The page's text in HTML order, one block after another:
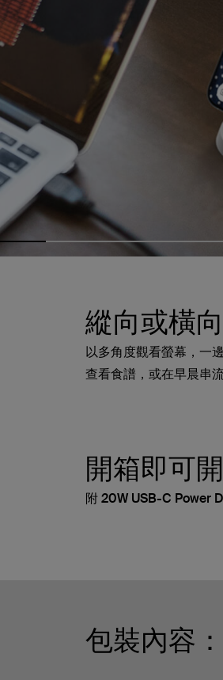
縱向或橫向
以多角度觀看螢幕，一
查看食譜，或在早晨串
開箱即可
附 20W USB-C Power
包裝內容：